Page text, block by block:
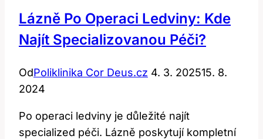
Lázně Po Operaci Ledviny: Kde
Najít Specializovanou Péči?
OdPoliklinika Cor Deus.cz 4. 3. 202515. 8.
2024
Po operaci ledviny je důležité najít
specialized péči. Lázně poskytují kompletní